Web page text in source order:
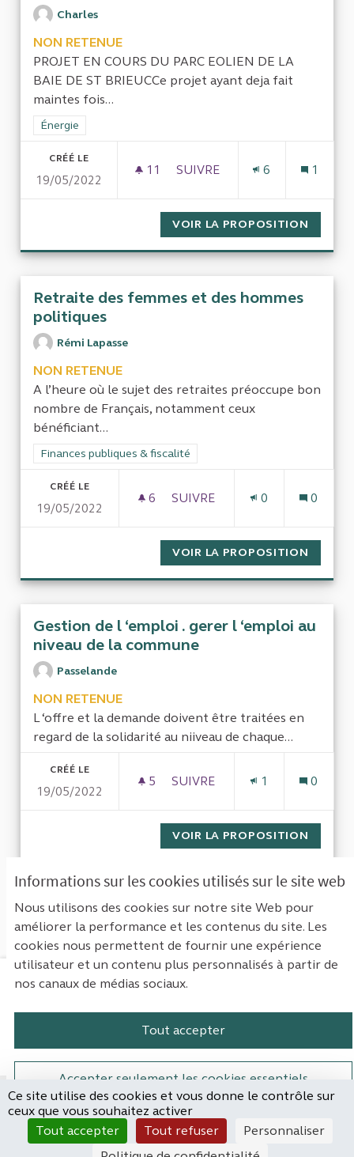
Informations sur les cookies utilisés sur le site web
Nous utilisons des cookies sur notre site Web pour
améliorer la performance et les contenus du site. Les
cookies nous permettent de fournir une expérience
utilisateur et un contenu plus personnalisés à partir de
nos canaux de médias sociaux.
Tout accepter
Accepter seulement les cookies essentiels
Paramètres
Charles
NON RETENUE
PROJET EN COURS DU PARC EOLIEN DE LA
BAIE DE ST BRIEUCCe projet ayant deja fait
maintes fois...
Filtrer les résultats de la catégorie : Énergie
Énergie
CRÉÉ LE
19/05/2022
11 11 ABONNÉS
SUIVRE
6 1
VOIR LA PROPOSITION
Retraite des femmes et des hommes
politiques
Rémi Lapasse
NON RETENUE
A l’heure où le sujet des retraites préoccupe bon
nombre de Français, notamment ceux
bénéficiant...
Filtrer les résultats de la catégorie : Finances publiques &
Finances publiques & fiscalité
CRÉÉ LE
19/05/2022
6 6 ABONNÉS
SUIVRE
0 0
VOIR LA PROPOSITION
Gestion de l ‘emploi . gerer l ‘emploi au
niveau de la commune
Passelande
NON RETENUE
L ‘offre et la demande doivent être traitées en
regard de la solidarité au niiveau de chaque...
CRÉÉ LE
19/05/2022
5 5 ABONNÉS
SUIVRE
1 0
VOIR LA PROPOSITION
Suivant › Dernière »
Voir toutes les propositions retirées
Mentions légales
Paramètres des cookies
Plateforme de participation de la
Plateforme de participation de la
Plateforme de participation
Plateforme de
Site réalisé par
Open Source Politics
(Lien externe)
grâce aulogiciel libre
Ce site utilise des cookies et vous donne le contrôle sur
ceux que vous souhaitez activer
Tout accepter
Tout refuser
Personnaliser